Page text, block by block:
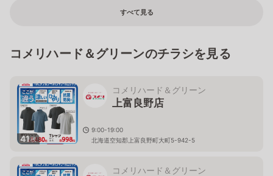
すべて見る
コメリハード＆グリーンのチラシを見る
41枚
コメリハード＆グリーン
上富良野店
9:00-19:00
北海道空知郡上富良野町大町5-942-5
コメリハード＆グリーン